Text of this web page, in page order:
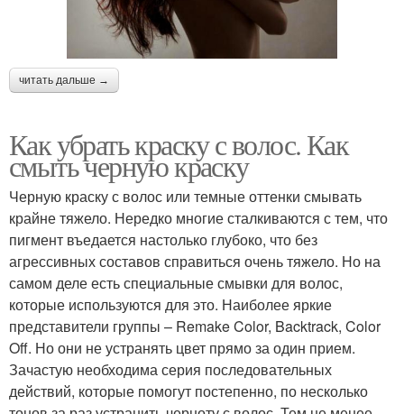
читать дальше →
Как убрать краску с волос. Как
смыть черную краску
Черную краску с волос или темные оттенки смывать
крайне тяжело. Нередко многие сталкиваются с тем, что
пигмент въедается настолько глубоко, что без
агрессивных составов справиться очень тяжело. Но на
самом деле есть специальные смывки для волос,
которые используются для это. Наиболее яркие
представители группы – Remake Color, Backtrack, Color
Off. Но они не устранять цвет прямо за один прием.
Зачастую необходима серия последовательных
действий, которые помогут постепенно, по несколько